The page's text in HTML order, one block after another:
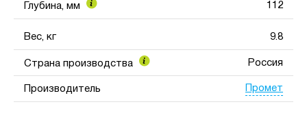
Глубина, мм 112
Вес, кг 9.8
Страна производства Россия
Производитель Промет